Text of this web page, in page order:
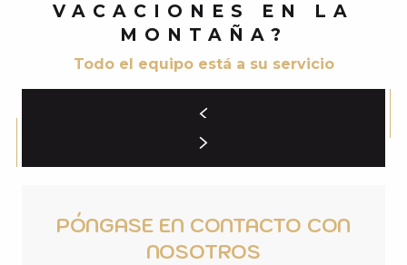
VACACIONES EN LA
MONTAÑA?
Todo el equipo está a su servicio
PÓNGASE EN CONTACTO CON
NOSOTROS